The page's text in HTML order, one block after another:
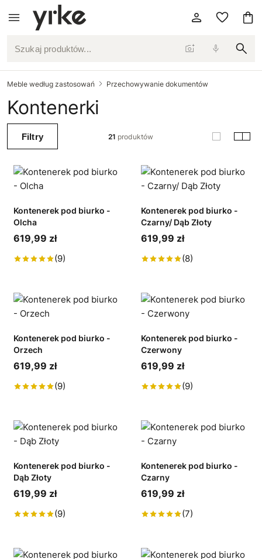
Szukaj produktów...
Meble według zastosowań Przechowywanie dokumentów
Kontenerki
Filtry 21 produktów
Kontenerek pod biurko -
Olcha
619,99 zł
(9)
Kontenerek pod biurko -
Czarny/ Dąb Złoty
619,99 zł
(8)
Kontenerek pod biurko -
Orzech
619,99 zł
(9)
Kontenerek pod biurko -
Czerwony
619,99 zł
(9)
Kontenerek pod biurko -
Dąb Złoty
619,99 zł
(9)
Kontenerek pod biurko -
Czarny
619,99 zł
(7)